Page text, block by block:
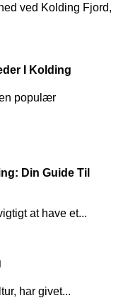
ved Kolding Fjord,
I Kolding
populær
Din Guide Til
at have et...
har givet...